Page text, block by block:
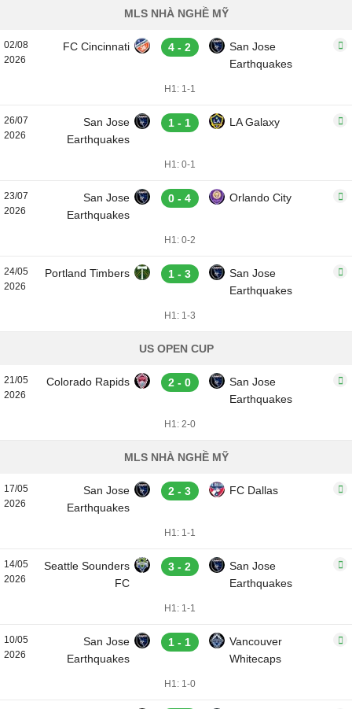
MLS NHÀ NGHỀ MỸ
02/08
2026
FC Cincinnati 4 - 2
San Jose
Earthquakes
H1: 1-1
26/07
2026
San Jose
Earthquakes
1 - 1 LA Galaxy
H1: 0-1
23/07
2026
San Jose
Earthquakes
0 - 4 Orlando City
H1: 0-2
24/05
2026
Portland Timbers 1 - 3
San Jose
Earthquakes
H1: 1-3
US OPEN CUP
21/05
2026
Colorado Rapids 2 - 0
San Jose
Earthquakes
H1: 2-0
MLS NHÀ NGHỀ MỸ
17/05
2026
San Jose
Earthquakes
2 - 3 FC Dallas
H1: 1-1
14/05
2026
Seattle Sounders
FC
3 - 2
San Jose
Earthquakes
H1: 1-1
10/05
2026
San Jose
Earthquakes
1 - 1
Vancouver
Whitecaps
H1: 1-0